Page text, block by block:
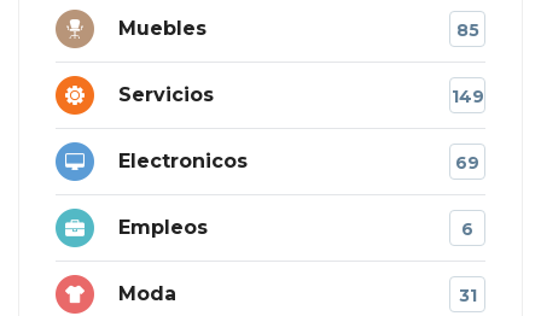
Muebles 85
Servicios 149
Electronicos 69
Empleos 6
Moda 31